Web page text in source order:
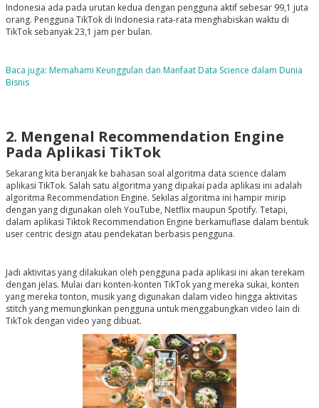
Indonesia ada pada urutan kedua dengan pengguna aktif sebesar 99,1 juta
orang. Pengguna TikTok di Indonesia rata-rata menghabiskan waktu di
TikTok sebanyak 23,1 jam per bulan.
Baca juga: Memahami Keunggulan dan Manfaat Data Science dalam Dunia
Bisnis
2. Mengenal Recommendation Engine
Pada Aplikasi TikTok
Sekarang kita beranjak ke bahasan soal algoritma data science dalam
aplikasi TikTok. Salah satu algoritma yang dipakai pada aplikasi ini adalah
algoritma Recommendation Engine. Sekilas algoritma ini hampir mirip
dengan yang digunakan oleh YouTube, Netflix maupun Spotify. Tetapi,
dalam aplikasi Tiktok Recommendation Engine berkamuflase dalam bentuk
user centric design atau pendekatan berbasis pengguna.
Jadi aktivitas yang dilakukan oleh pengguna pada aplikasi ini akan terekam
dengan jelas. Mulai dari konten-konten TikTok yang mereka sukai, konten
yang mereka tonton, musik yang digunakan dalam video hingga aktivitas
stitch yang memungkinkan pengguna untuk menggabungkan video lain di
TikTok dengan video yang dibuat.